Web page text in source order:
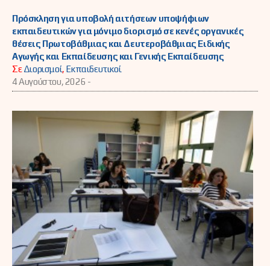
Πρόσκληση για υποβολή αιτήσεων υποψήφιων
εκπαιδευτικών για μόνιμο διορισμό σε κενές οργανικές
θέσεις Πρωτοβάθμιας και Δευτεροβάθμιας Ειδικής
Αγωγής και Εκπαίδευσης και Γενικής Εκπαίδευσης
ΣεΔιορισμοί, Εκπαιδευτικοί
4 Αυγούστου, 2026 -